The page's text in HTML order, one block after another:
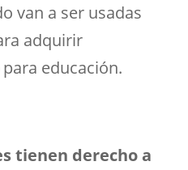
van a ser usadas
adquirir
educación.
tienen derecho a